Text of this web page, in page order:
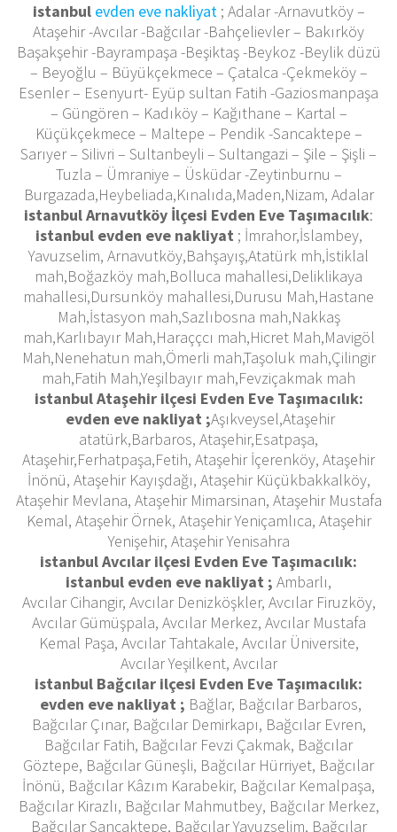
istanbul evden eve nakliyat; Adalar -Arnavutköy –
Ataşehir -Avcılar -Bağcılar -Bahçelievler – Bakırköy
Başakşehir -Bayrampaşa -Beşiktaş -Beykoz -Beylik düzü
– Beyoğlu – Büyükçekmece – Çatalca -Çekmeköy –
Esenler – Esenyurt- Eyüp sultan Fatih -Gaziosmanpaşa
– Güngören – Kadıköy – Kağıthane – Kartal –
Küçükçekmece – Maltepe – Pendik -Sancaktepe –
Sarıyer – Silivri – Sultanbeyli – Sultangazi – Şile – Şişli –
Tuzla – Ümraniye – Üsküdar -Zeytinburnu –
Burgazada,Heybeliada,Kınalıda,Maden,Nizam, Adalar
istanbul Arnavutköy İlçesi Evden Eve Taşımacılık:
istanbul evden eve nakliyat ; İmrahor,İslambey,
Yavuzselim, Arnavutköy,Bahşayış,Atatürk mh,İstiklal
mah,Boğazköy mah,Bolluca mahallesi,Deliklikaya
mahallesi,Dursunköy mahallesi,Durusu Mah,Hastane
Mah,İstasyon mah,Sazlıbosna mah,Nakkaş
mah,Karlıbayır Mah,Haraççcı mah,Hicret Mah,Mavigöl
Mah,Nenehatun mah,Ömerli mah,Taşoluk mah,Çilingir
mah,Fatih Mah,Yeşilbayır mah,Fevziçakmak mah
istanbul Ataşehir ilçesi Evden Eve Taşımacılık:
evden eve nakliyat ;Aşıkveysel,Ataşehir
atatürk,Barbaros, Ataşehir,Esatpaşa,
Ataşehir,Ferhatpaşa,Fetih, Ataşehir İçerenköy, Ataşehir
İnönü, Ataşehir Kayışdağı, Ataşehir Küçükbakkalköy,
Ataşehir Mevlana, Ataşehir Mimarsinan, Ataşehir Mustafa
Kemal, Ataşehir Örnek, Ataşehir Yeniçamlıca, Ataşehir
Yenişehir, Ataşehir Yenisahra
istanbul Avcılar ilçesi Evden Eve Taşımacılık:
istanbul evden eve nakliyat ; Ambarlı,
Avcılar Cihangir, Avcılar Denizköşkler, Avcılar Firuzköy,
Avcılar Gümüşpala, Avcılar Merkez, Avcılar Mustafa
Kemal Paşa, Avcılar Tahtakale, Avcılar Üniversite,
Avcılar Yeşilkent, Avcılar
istanbul Bağcılar ilçesi Evden Eve Taşımacılık:
evden eve nakliyat ; Bağlar, Bağcılar Barbaros,
Bağcılar Çınar, Bağcılar Demirkapı, Bağcılar Evren,
Bağcılar Fatih, Bağcılar Fevzi Çakmak, Bağcılar
Göztepe, Bağcılar Güneşli, Bağcılar Hürriyet, Bağcılar
İnönü, Bağcılar Kâzım Karabekir, Bağcılar Kemalpaşa,
Bağcılar Kirazlı, Bağcılar Mahmutbey, Bağcılar Merkez,
Bağcılar Sancaktepe, Bağcılar Yavuzselim, Bağcılar